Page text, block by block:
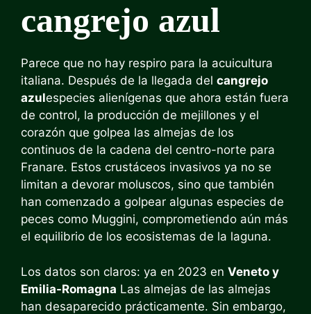
cangrejo azul
Parece que no hay respiro para la acuicultura
italiana. Después de la llegada del cangrejo
azulespecies alienígenas que ahora están fuera
de control, la producción de mejillones y el
corazón que golpea las almejas de los
continuos de la cadena del centro-norte para
Franare. Estos crustáceos invasivos ya no se
limitan a devorar moluscos, sino que también
han comenzado a golpear algunas especies de
peces como Muggini, comprometiendo aún más
el equilibrio de los ecosistemas de la laguna.
Los datos son claros: ya en 2023 en Veneto y
Emilia-Romagna Las almejas de las almejas
han desaparecido prácticamente. Sin embargo,